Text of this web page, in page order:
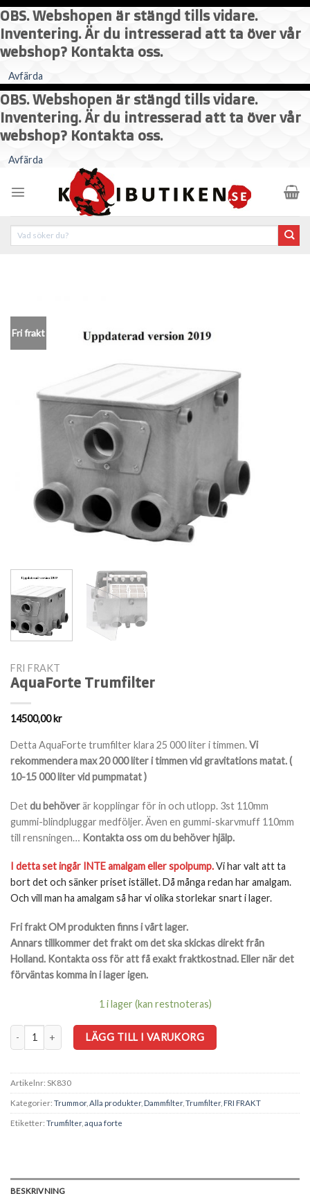
OBS. Webshopen är stängd tills vidare.
Inventering. Är du intresserad att ta över vår
webshop? Kontakta oss.
Avfärda
OBS. Webshopen är stängd tills vidare.
Inventering. Är du intresserad att ta över vår
webshop? Kontakta oss.
Avfärda
content
Fri frakt
FRI FRAKT
AquaForte Trumfilter
14500,00kr
Detta AquaForte trumfilter klara 25 000 liter i timmen.Vi
rekommendera max 20 000 liter i timmen vid gravitations matat. (
10-15 000 liter vid pumpmatat )
Detdu behöverär kopplingar för in och utlopp. 3st 110mm
gummi-blindpluggar medföljer. Även en gummi-skarvmuff 110mm
till rensningen… Kontakta oss om du behöver hjälp.
I detta set ingår INTE amalgam eller spolpump.Vi har valt att ta
bort det och sänker priset istället. Då många redan har amalgam.
Och vill man ha amalgam så har vi olika storlekar snart i lager.
Fri frakt OM produkten finns i vårt lager.
Annars tillkommer det frakt om det ska skickas direkt från
Holland. Kontakta oss för att få exakt fraktkostnad. Eller när det
förväntas komma in i lager igen.
1 i lager (kan restnoteras)
AquaForte Trumfilter mängd
LÄGG TILL I VARUKORG
Artikelnr: SK830
Kategorier: Trummor, Alla produkter, Dammfilter, Trumfilter, FRI FRAKT
Etiketter: Trumfilter, aqua forte
BESKRIVNING